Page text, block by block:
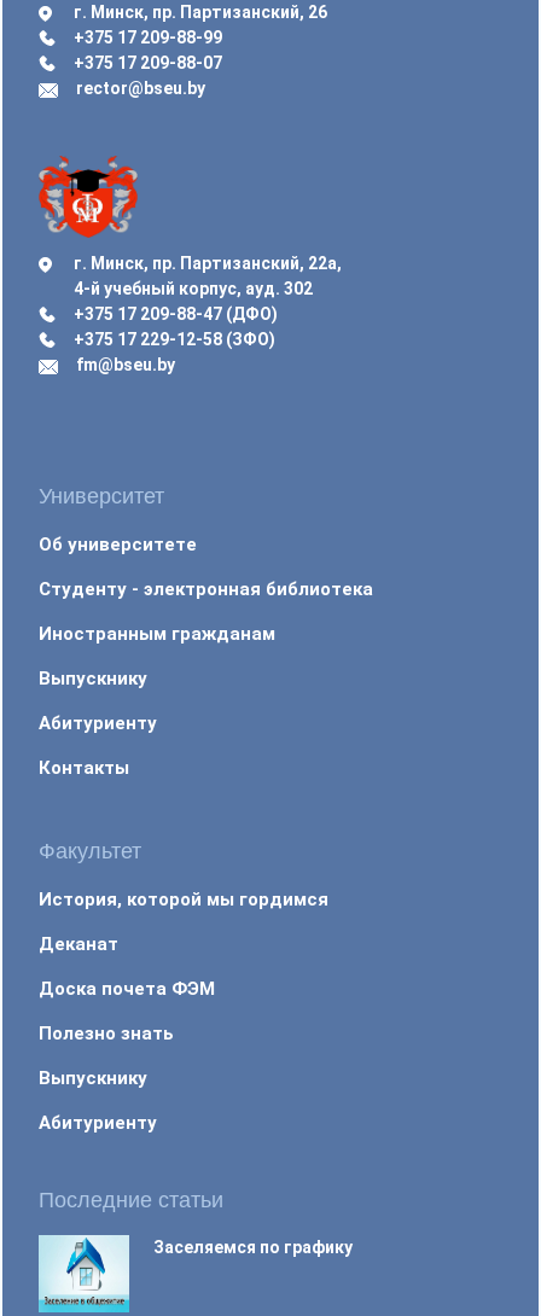
г. Минск, пр. Партизанский, 26
+375 17 209-88-99
+375 17 209-88-07
rector@bseu.by
г. Минск, пр. Партизанский, 22а,
4-й учебный корпус, ауд. 302
+375 17 209-88-47 (ДФО)
+375 17 229-12-58 (ЗФО)
fm@bseu.by
Университет
Об университете
Студенту - электронная библиотека
Иностранным гражданам
Выпускнику
Абитуриенту
Контакты
Факультет
История, которой мы гордимся
Деканат
Доска почета ФЭМ
Полезно знать
Выпускнику
Абитуриенту
Последние статьи
Заселяемся по графику